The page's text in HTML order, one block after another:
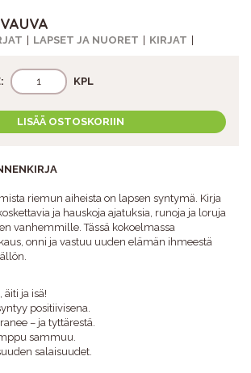
LAPSET JA NUORET
KIRJAT
KPL
LISÄÄ OSTOSKORIIN
riemun aiheista on lapsen syntymä. Kirja
ja hauskoja ajatuksia, runoja ja loruja
vanhemmille. Tässä kokoelmassa
onni ja vastuu uuden elämän ihmeestä
äiti ja isä!
positiivisena.
– ja tyttärestä.
sammuu.
salaisuudet.